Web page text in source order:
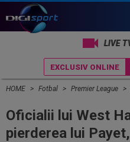
LIVE
EXCLUSIV ONLINE
HOME Fotbal Premier League
Oficialii lui West
pierderea lui